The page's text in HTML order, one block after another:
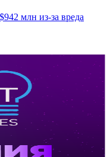
млн из-за вреда